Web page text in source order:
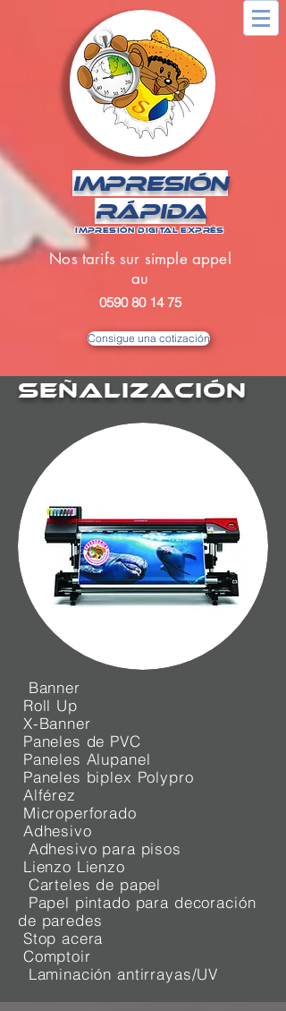
IMPRESIÓN
RÁPIDA
IMPRESIÓN DIGITAL EXPRÉS
Nos tarifs sur simple appel
au
0590 80 14 75
Consigue una cotización
SEÑALIZACIÓN
Banner
Roll Up
X-Banner
Paneles de PVC
Paneles Alupanel
Paneles biplex Polypro
Alférez
Microperforado
Adhesivo
Adhesivo para pisos
Lienzo Lienzo
Carteles de papel
Papel pintado para decoración
de paredes
Stop acera
Comptoir
Laminación antirrayas/UV